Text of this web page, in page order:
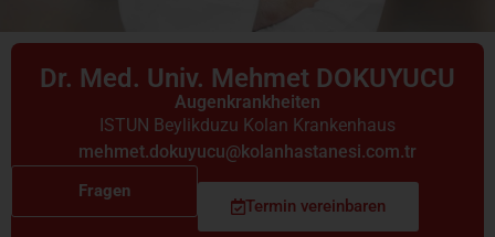
Dr. Med. Univ. Mehmet DOKUYUCU
Augenkrankheiten
ISTUN Beylikduzu Kolan Krankenhaus
mehmet.dokuyucu@kolanhastanesi.com.tr
Fragen
Termin vereinbaren